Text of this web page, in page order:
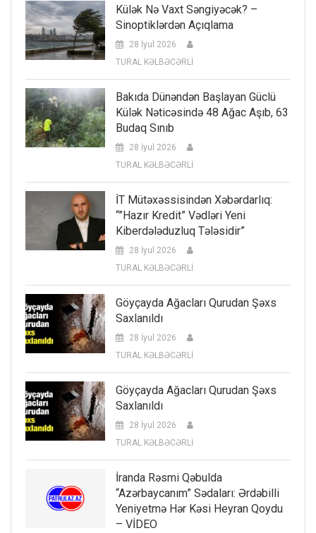
Külək Nə Vaxt Səngiyəcək? –
Sinoptiklərdən Açıqlama
28 İyul 2026
TURAL KƏLBƏCƏRLİ
Bakıda Dünəndən Başlayan Güclü
Külək Nəticəsində 48 Ağac Aşıb, 63
Budaq Sınıb
28 İyul 2026
TURAL KƏLBƏCƏRLİ
İT Mütəxəssisindən Xəbərdarlıq:
“”Hazır Kredit” Vədləri Yeni
Kiberdələduzluq Tələsidir”
28 İyul 2026
TURAL KƏLBƏCƏRLİ
Göyçayda Ağacları Qurudan Şəxs
Saxlanıldı
28 İyul 2026
TURAL KƏLBƏCƏRLİ
Göyçayda Ağacları Qurudan Şəxs
Saxlanıldı
28 İyul 2026
TURAL KƏLBƏCƏRLİ
İranda Rəsmi Qəbulda
“Azərbaycanım” Sədaları: Ərdəbilli
Yeniyetmə Hər Kəsi Heyran Qoydu
– VİDEO